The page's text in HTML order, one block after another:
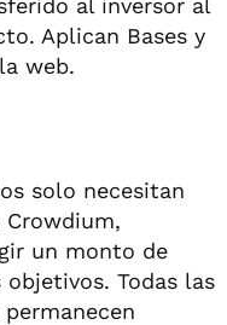
al inversor al
Aplican Bases y
web.
solo necesitan
un monto de
Todas las